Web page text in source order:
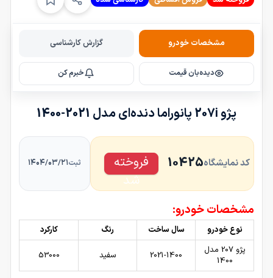
مشخصات خودرو گزارش کارشناسی
دیده‌بان قیمت خبرم کن
پژو 207i پانوراما دنده‌ای مدل 2021-1400
کد نمایشگاه10425
فروخته
شد
ثبت۱۴۰۴/۰۳/۲۱
مشخصات خودرو:
نوع خودرو سال ساخت رنگ
کارکرد
پژو 207 مدل
1400
2021-1400 سفید 53000